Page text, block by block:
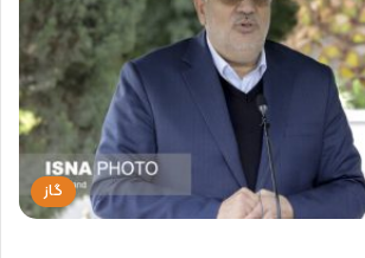
گاز